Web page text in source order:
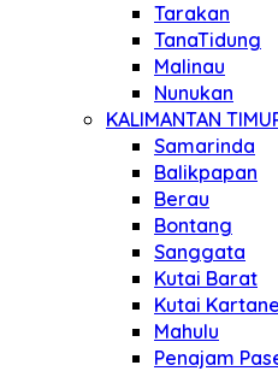
Tarakan
TanaTidung
Malinau
Nunukan
KALIMANTAN
Samarinda
Balikpapan
Berau
Bontang
Sanggata
Kutai Barat
Kutai
Mahulu
Penajam